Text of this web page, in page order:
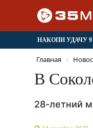
НАКОПИ УДАЧУ 9
Главная
В
28-летний